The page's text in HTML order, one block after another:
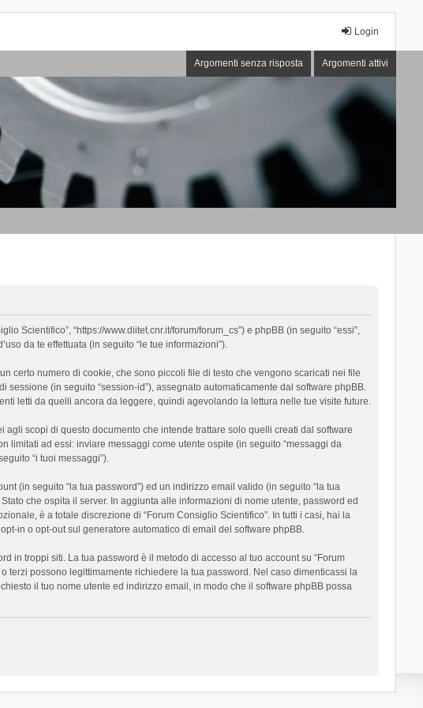
Login
Argomenti senza risposta Argomenti attivi
Scientifico”, “https://www.diitet.cnr.it/forum/forum_cs”) e phpBB (in seguito “essi”,
da te effettuata (in seguito “le tue informazioni”).
certo numero di cookie, che sono piccoli file di testo che vengono scaricati nei file
(in seguito “session-id”), assegnato automaticamente dal software phpBB.
letti da quelli ancora da leggere, quindi agevolando la lettura nelle tue visite future.
scopi di questo documento che intende trattare solo quelli creati dal software
ad essi: inviare messaggi come utente ospite (in seguito “messaggi da
“i tuoi messaggi”).
(in seguito “la tua password”) ed un indirizzo email valido (in seguito “la tua
che ospita il server. In aggiunta alle informazioni di nome utente, password ed
è a totale discrezione di “Forum Consiglio Scientifico”. In tutti i casi, hai la
in o opt-out sul generatore automatico di email del software phpBB.
in troppi siti. La tua password è il metodo di accesso al tuo account su “Forum
terzi possono legittimamente richiedere la tua password. Nel caso dimenticassi la
il tuo nome utente ed indirizzo email, in modo che il software phpBB possa